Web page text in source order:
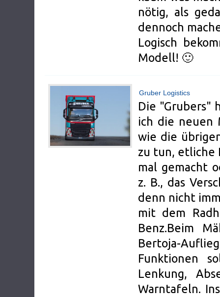
nötig, als
dennoch
Logisch
Modell! 🙂
Gruber Logistics
Die "Grubers"
ich die neuen
wie die
zu tun, etliche
mal gemacht
z. B., das
denn nicht
mit dem
Benz.Beim
Bertoja-
Funktionen
Lenkung,
Warntafeln.